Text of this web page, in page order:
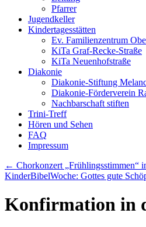
Pfarrer
Jugendkeller
Kindertagesstätten
Ev. Familienzentrum
KiTa Graf-Recke-Straße
KiTa Neuenhofstraße
Diakonie
Diakonie-Stiftung
Diakonie-Förderverein
Nachbarschaft stiften
Trini-Treff
Hören und Sehen
FAQ
Impressum
← Chorkonzert „Frühlingsstimmen“
KinderBibelWoche: Gottes gute
Konfirmation in